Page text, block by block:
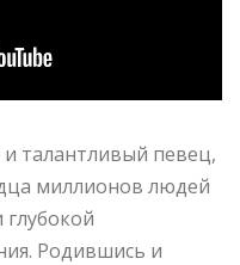
талантливый певец,
миллионов людей
Родившись и